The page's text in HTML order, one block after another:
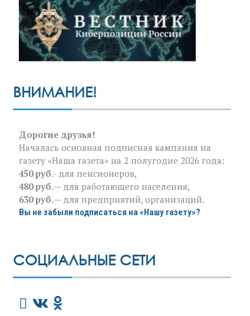
ВНИМАНИЕ!
Дорогие друзья!
Началась основная подписная кампания на
газету «Наша газета» на 2 полугодие 2026 года:
450 руб.- для пенсионеров,
480 руб.— для работающего населения,
630 руб.— для предприятий, организаций.
Вы не забыли подписаться на «Нашу газету»?
СОЦИАЛЬНЫЕ СЕТИ